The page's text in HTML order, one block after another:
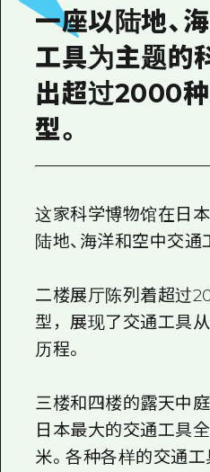
灾难发生期
广岛观光宣
一座以陆地、
工具为主题的
出超过2000
型。
这家科学博物馆在日
陆地、海洋和空中交通
二楼展厅陈列着超过
型，展现了交通工具
历程。
三楼和四楼的露天中
日本最大的交通工具
米。各种各样的交通